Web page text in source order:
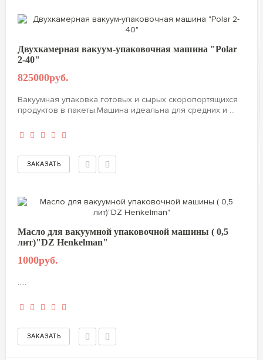
Двухкамерная вакуум-упаковочная машина "Polar
2-40"
825000руб.
Вакуумная упаковка готовых и сырых скоропортящихся
продуктов в пакеты.Машина идеальна для средних и ...
Масло для вакуумной упаковочной машины ( 0,5
лит)"DZ Henkelman"
1000руб.
.....